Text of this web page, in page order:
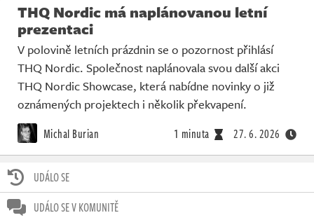
UDÁLO SE
UDÁLO SE V KOMUNITĚ
THQ Nordic má naplánovanou letní
prezentaci
V polovině letních prázdnin se o pozornost přihlásí
THQ Nordic. Společnost naplánovala svou další akci
THQ Nordic Showcase, která nabídne novinky o již
oznámených projektech i několik překvapení.
Michal Burian 1 minuta 27. 6. 2026